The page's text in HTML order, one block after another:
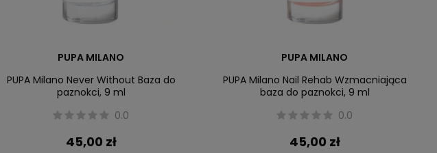
PUPA MILANO
PUPA Milano Never Without Baza do
paznokci, 9 ml
0.0
45,00 zł
PUPA MILANO
PUPA Milano Nail Rehab Wzmacniająca
baza do paznokci, 9 ml
0.0
45,00 zł